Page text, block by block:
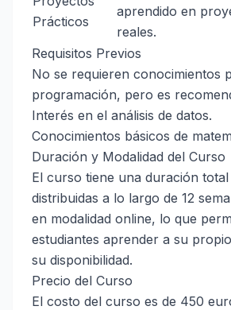
Prácticos
aprendido en
reales.
Requisitos Previos
No se requieren conocimientos
programación, pero es
Interés en el análisis de datos.
Conocimientos básicos de
Duración y Modalidad del Curso
El curso tiene una duración total
distribuidas a lo largo de 12
en modalidad online, lo que
estudiantes aprender a su
su disponibilidad.
Precio del Curso
El costo del curso es de 450